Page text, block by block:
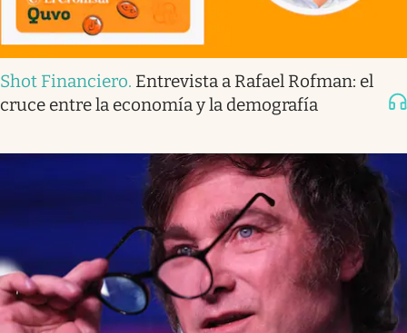
Shot Financiero. Entrevista a Rafael Rofman: el
cruce entre la economía y la demografía